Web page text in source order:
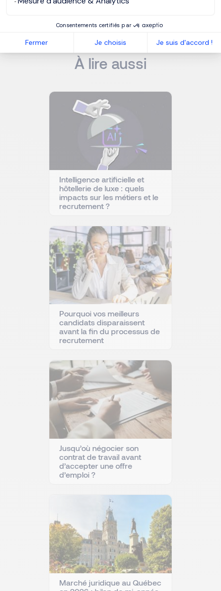
Consentements certifiés par
Fermer Je choisis Je suis d'accord !
NOS RESSOURCES
À lire aussi
Intelligence artificielle et
hôtellerie de luxe : quels
impacts sur les métiers et le
recrutement ?
Pourquoi vos meilleurs
candidats disparaissent
avant la fin du processus de
recrutement
Jusqu’où négocier son
contrat de travail avant
d’accepter une offre
d’emploi ?
Marché juridique au Québec